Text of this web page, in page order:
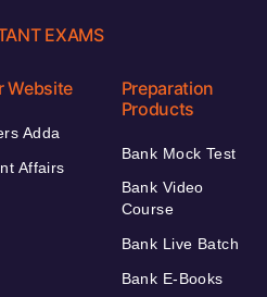
EXAMS
Website
Adda
Affairs
Preparation
Products
Bank Mock Test
Bank Video
Course
Bank Live Batch
Bank E-Books